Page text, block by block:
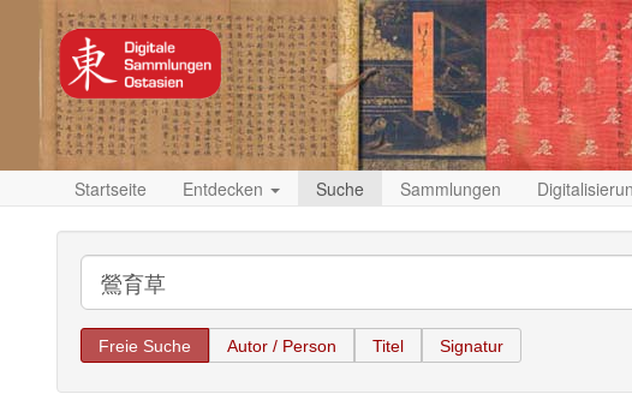
Startseite Entdecken Suche Sammlungen
Freie Suche Autor / Person Titel Signatur